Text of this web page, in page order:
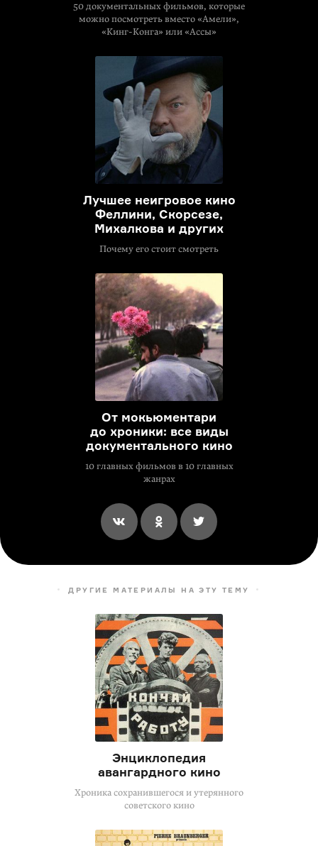
50 документальных фильмов, которые
можно посмотреть вместо «Амели»,
«Кинг-Конга» или «Ассы»
Лучшее неигровое кино
Феллини, Скорсезе,
Михалкова и других
Почему его стоит смотреть
От мокьюментари
до хроники: все виды
документального кино
10 главных фильмов в 10 главных
жанрах
ДРУГИЕ МАТЕРИАЛЫ НА ЭТУ ТЕМУ
Энциклопедия
авангардного кино
Хроника сохранившегося и утерянного
советского кино